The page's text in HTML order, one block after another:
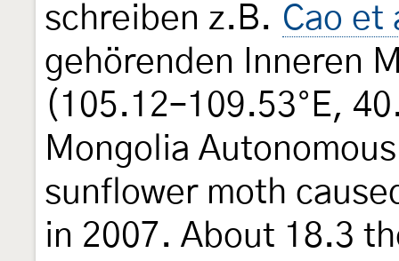
schreiben z.B. Cao et
gehörenden Inneren
(105.12–109.53°E,
Mongolia
sunflower moth
in 2007. About 18.3